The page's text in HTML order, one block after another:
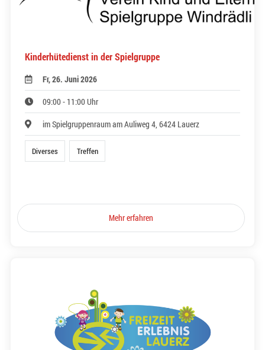
Kinderhütedienst in der Spielgruppe
Fr, 26. Juni 2026
09:00 - 11:00 Uhr
im Spielgruppenraum am Auliweg 4, 6424 Lauerz
Diverses Treffen
Mehr erfahren